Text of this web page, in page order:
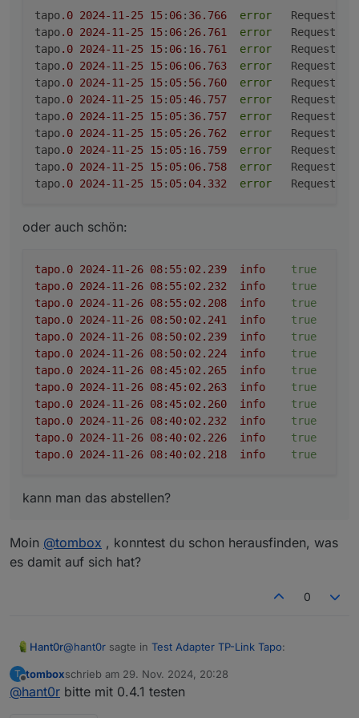
tapo.0
2024-11-23 21:29:13.537 debug Detected KLAP
tapo.0
2024-11-23 21:29:13.537 info Trying KLAP Auth
tapo.0
2024-11-23 21:29:13.537 debug Received
2024-11-23 21:29:13.515 debug Handshake
tapo.0
2024-11-23 21:29:13.515 info Constructing
tapo.0
2024-11-23 21:29:13.421 debug Constructing
tapo.0
2024-11-23 21:29:13.184 debug Found device
tapo.0
2024-11-23 21:29:13.183 info Found 2 devices
tapo.0
2024-11-23 21:29:13.183 debug
tapo.0
2024-11-23 21:29:12.996 debug
tapo.0
2024-11-23 21:29:12.995 info Login succesfull
2024-11-23 21:29:12.995 debug
tapo.0
2024-11-23 21:29:12.716 debug
tapo.0
tapo.0
2024-11-23 21:29:12.522 debug Plugin
tapo.0
2024-11-23 21:29:12.462 debug States create
tapo.0
2024-11-23 21:29:12.458 debug Redis States:
tapo.0
tapo.0 2024-11-26 08:40:02.232	info	true
tapo.0 2024-11-26 08:40:02.226	info	true
tapo.0 2024-11 -25 15: 06: 36.766 error
Request
tapo.0 2024-11 -25 15: 06: 26.761 error
Request
tapo.0 2024-11 -25 15: 06: 16.761 error
Request
tapo.0 2024-11 -25 15: 06: 06.763 error
Request
tapo.0 2024-11 -25 15: 05: 56.760 error
Request
tapo.0 2024-11 -25 15: 05:46.757 error
Request
tapo.0 2024-11 -25 15: 05: 36.757 error
Request
tapo.0 2024-11 -25 15: 05: 26.762 error
Request
tapo.0 2024-11 -25 15: 05: 16.759 error
Request
tapo.0 2024-11 -25 15: 05: 06.758 error
Request
tapo.0 2024-11 -25 15: 05: 04.332 error
Request
oder auch schön:
tapo.0 info
true
tapo.0
info
true
tapo.0
info
true
tapo.0
info
true
tapo.0
info
true
tapo.0
info
true
tapo.0
info
true
tapo.0
info
true
tapo.0
info
true
tapo.0
info
true
tapo.0
info
true
tapo.0
info true
kann man das abstellen?
Moin @tombox , konntest du schon herausfinden, was
es damit auf sich hat?
0
Hant0r@hant0r sagte in Test Adapter TP-Link Tapo:
Und was mir noch aufgefallen ist, kann es sein,
T
Offline
tomboxschrieb am 29. Nov. 2024, 20:28
zuletzt editiert von
@hant0r bitte mit 0.4.1 testen